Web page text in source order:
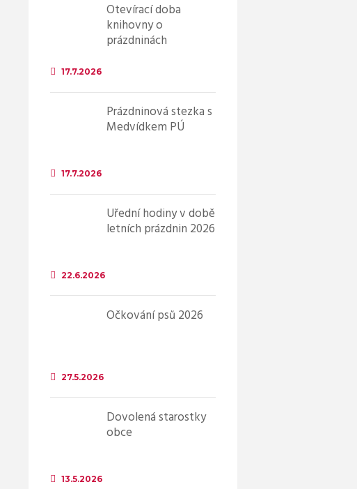
Otevírací doba
knihovny o
prázdninách
17.7.2026
Prázdninová stezka s
Medvídkem PÚ
17.7.2026
Úřední hodiny v době
letních prázdnin 2026
22.6.2026
Očkování psů 2026
27.5.2026
Dovolená starostky
obce
13.5.2026